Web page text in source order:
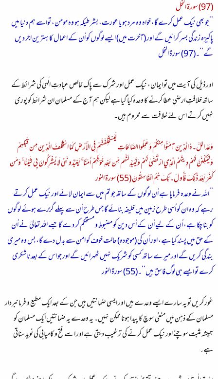
(97) سورة النحل
’’جو بھی نیک عمل کرے گا، خواہ وہ مرد ہو یا عورت، بشر طیکہ ہو وہ مومن، تواسے ہم دنیا میں
پاکیزہ زندگی بسر کرائیں گے اور (آخرت میں) ایسے لوگوں کو اُن کے اعمال کا بہترین اجر دیں
گے‘‘۔(97) سورة النحل
اور ذیل کی آیت میں تو ایمان، نیک عمل اور شرک سے پاک خالص عبادتِ الٰہی کی شرائط کے
ساتھ خلافتِ ارضی عطا کرنے کا وعدہ کیا گیا ہے لیکن ہم آج کے مسلمان ان شرائط کو پوری
نہیں کرتے اس لئے خلافت سے محروم ہیں۔
وَعَدَ اللَّ۔هُ الَّذِينَ آمَنُوا مِنكُمْ وَعَمِلُوا الصَّالِحَاتِ لَيَسْتَخْلِفَنَّهُمْ فِي الْأَرْضِ كَمَا اسْتَخْلَفَ الَّذِينَ مِن قَبْلِهِمْ
وَلَيُمَكِّنَنَّ لَهُمْ دِينَهُمُ الَّذِي ارْتَضَىٰ لَهُمْ وَلَيُبَدِّلَنَّهُم مِّن بَعْدِ خَوْفِهِمْ أَمْنًا ۚ يَعْبُدُونَنِي لَا يُشْرِكُونَ بِي شَيْئًا ۚ وَمَن
كَفَرَ بَعْدَ ذَٰلِكَ فَأُولَ۔ٰئِكَ هُمُ الْفَاسِقُونَ (55) سورة النور
’’اللہ نے وعدہ فرمایا ہے اُن لوگوں کے ساتھ جو تم میں سے ایمان لائے اور نیک عمل کرتے
رہے کہ وہ ان کو اُسی طرح زمین میں خلیفہ بنائے گا جس طرح اُن سے پہلے گزرے ہوئے لوگوں
کو بنا چکا ہے، اُن کے لیے اُن کے اُس دین کو مضبوط و مستحکم کر دے گا جسے اللہ تعالیٰ نے اُن
کے حق میں پسند کیا ہے، اور اُن کی (موجودہ) حالت خوف کو امن سے بدل دے گا، بس وہ میری
بندگی کریں گے اور میرے ساتھ کسی کو شریک نہیں ٹھہرائیں گے اور جو اس کے بعد ناشکری
کرے تو ایسے ہی لوگ فاسق ہیں‘‘۔(55) سورة النور
غور کریں تو یہ سارے ایسے وعدے ہیں اور ایسی ضمانتیں ہیں جن کے بعد ایک مطیع و فرمانبردار
مسلمان کے ذہن میں منفی سوچ کا پیدا ہونا ممکن نہیں۔ یہ وعدے یہ ضمانتیں ایک مسلمان کو
ہمیشہ مثبت سوچنے اور نیک عمل کرنے کی ترغیب دیتی ہے اور اسے فتح و کامیابی کی نوید سناتی
ہے۔